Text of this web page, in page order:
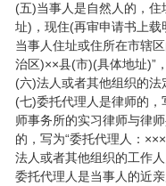
(五)当事人是自然人的，
址)，现住(再审申请书上载
当事人住址或住所在市辖
治区)××县(市)(具体地址)”
(六)法人或者其他组织的法
(七)委托代理人是律师的
师事务所的实习律师与律
的，写为“委托代理人：
法人或者其他组织的工作
委托代理人是当事人的近